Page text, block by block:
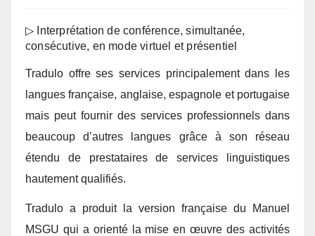
▷ Interprétation de conférence, simultanée,
consécutive, en mode virtuel et présentiel
Tradulo offre ses services principalement dans les
langues française, anglaise, espagnole et portugaise
mais peut fournir des services professionnels dans
beaucoup d’autres langues grâce à son réseau
étendu de prestataires de services linguistiques
hautement qualifiés.
Tradulo a produit la version française du Manuel
MSGU qui a orienté la mise en œuvre des activités